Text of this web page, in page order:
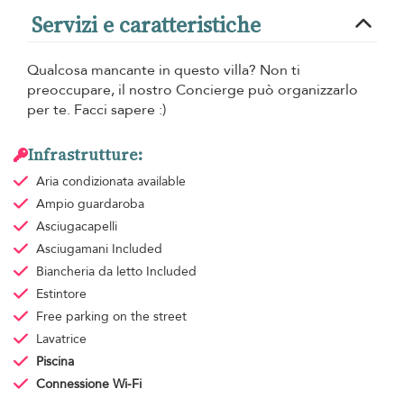
Servizi e caratteristiche
Qualcosa mancante in questo villa? Non ti
preoccupare, il nostro Concierge può organizzarlo
per te. Facci sapere :)
Infrastrutture:
Aria condizionata available
Ampio guardaroba
Asciugacapelli
Asciugamani Included
Biancheria da letto Included
Estintore
Free parking on the street
Lavatrice
Piscina
Connessione Wi-Fi